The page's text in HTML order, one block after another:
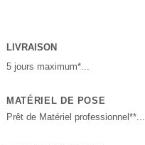
LIVRAISON
5 jours maximum*...
MATÉRIEL DE POSE
Prêt de Matériel professionnel**...